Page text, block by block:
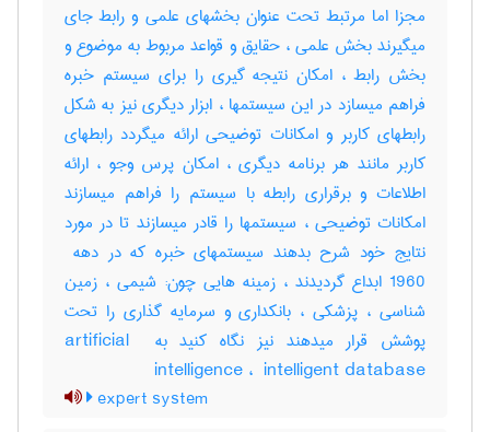
مجزا اما مرتبط تحت عنوان بخشهای علمی و رابط جای
میگیرند بخش علمی ، حقایق و قواعد مربوط به موضوع و
بخش رابط ، امکان نتیجه گیری را برای سیستم خبره
فراهم میسازد در این سیستمها ، ابزار دیگری نیز به شکل
رابطهای کاربر و امکانات توضیحی ارائه میگردد رابطهای
کاربر مانند هر برنامه دیگری ، امکان پرس وجو ، ارائه
اطلاعات و برقراری رابطه با سیستم را فراهم میسازند
امکانات توضیحی ، سیستمها را قادر میسازند تا در مورد
1960 ابداع گردیدند ، زمینه هایی چون: شیمی ، زمین
شناسی ، پزشکی ، بانکداری و سرمایه گذاری را تحت
پوشش قرار میدهند نیز نگاه کنید به ‎artificial ‎
intelligence ، ‎ intelligent database
expert system